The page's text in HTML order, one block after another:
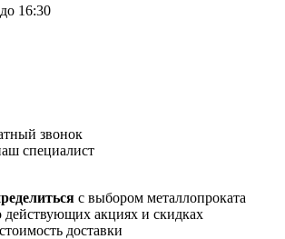
16:30
звонок
специалист
с выбором металлопроката
действующих акциях и скидках
стоимость доставки